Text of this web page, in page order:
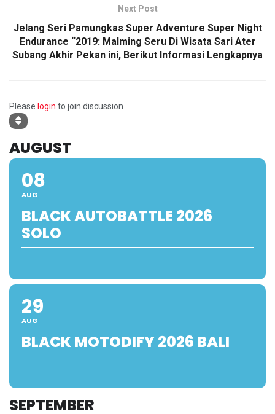
Next Post
Jelang Seri Pamungkas Super Adventure Super Night
Endurance “2019: Malming Seru Di Wisata Sari Ater
Subang Akhir Pekan ini, Berikut Informasi Lengkapnya
Please login to join discussion
AUGUST
08
AUG
BLACK AUTOBATTLE 2026
SOLO
29
AUG
BLACK MOTODIFY 2026 BALI
SEPTEMBER